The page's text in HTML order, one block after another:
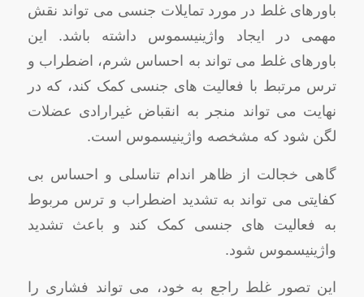
باورهای غلط در مورد تمایلات جنسی می تواند نقش
مهمی در ایجاد واژینیسموس داشته باشد. این
باورهای غلط می تواند به احساس شرم، اضطراب و
ترس مرتبط با فعالیت های جنسی کمک کند، که در
نهایت می تواند منجر به انقباض غیرارادی عضلات
لگن شود که مشخصه واژینیسموس است.
گاهی خجالت از ظاهر اندام تناسلی و احساس بی
کفایتی می تواند به تشدید اضطراب و ترس مربوط
به فعالیت های جنسی کمک کند و باعث تشدید
واژینیسموس شود.
این تصور غلط راجع به خود، می‌ تواند فشاری را